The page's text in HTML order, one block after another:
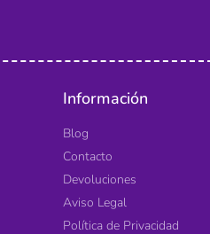
Información
Blog
Contacto
Devoluciones
Aviso Legal
Política de Privacidad